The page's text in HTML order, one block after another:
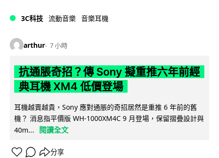
3C科技 流動音樂 音樂耳機
arthur 7 小時
抗通脹奇招？傳 Sony 擬重推六年前經
典耳機 XM4 低價登場
耳機越賣越貴，Sony 應對通脹的奇招居然是重推 6 年前的舊
機？ 消息指平價版 WH-1000XM4C 9 月登場，保留摺疊設計與
40m...
閱讀全文
分享